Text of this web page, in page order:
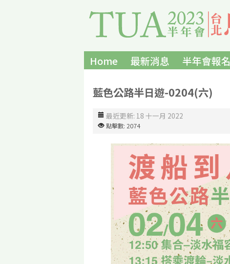
Home 最新消息 半年會報名
藍色公路半日遊-0204(六)
最近更新: 18 十一月 2022
點擊數: 2074